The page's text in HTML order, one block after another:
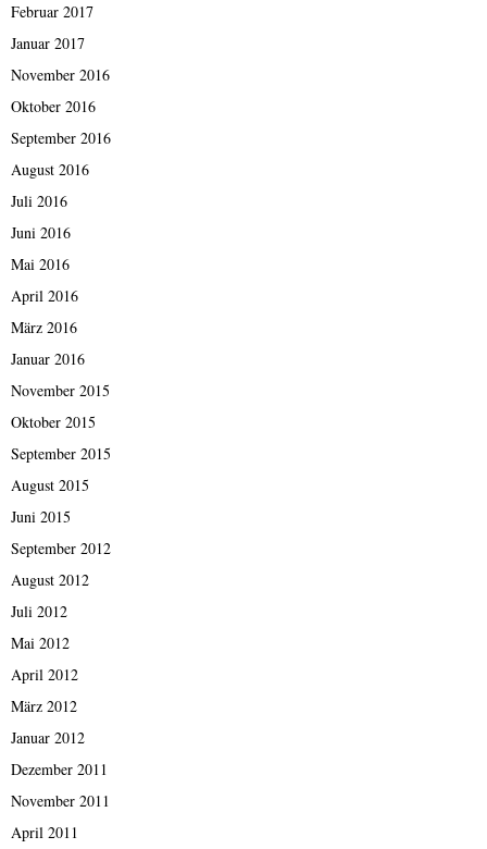
Februar 2017
Januar 2017
November 2016
Oktober 2016
September 2016
August 2016
Juli 2016
Juni 2016
Mai 2016
April 2016
März 2016
Januar 2016
November 2015
Oktober 2015
September 2015
August 2015
Juni 2015
September 2012
August 2012
Juli 2012
Mai 2012
April 2012
März 2012
Januar 2012
Dezember 2011
November 2011
April 2011